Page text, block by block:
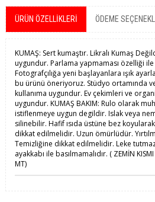
ÜRÜN ÖZELLIKLERI ÖDEME
KUMAŞ: Sert kumaştır. Likralı Kumaş
uygundur. Parlama yapmaması özelliği
Fotografçılığa yeni başlayanlara ışık
bu ürünü öneriyoruz. Stüdyo ortamında
kullanıma uygundur. Ev çekimleri ve
uygundur. KUMAŞ BAKIM: Rulo olarak
istiflenmeye uygun degildir. Islak veya
silinebilir. Hafif ısıda üstüne bez
dikkat edilmelidir. Uzun ömürlüdür.
Temizliğine dikkat edilmelidir. Leke
ayakkabı ile basılmamalıdır. ( ZEMİN
MT)